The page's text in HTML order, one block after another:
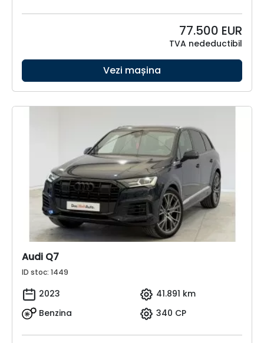
77.500 EUR
TVA nedeductibil
Vezi mașina
Audi Q7
ID stoc: 1449
2023
41.891 km
Benzina
340 CP